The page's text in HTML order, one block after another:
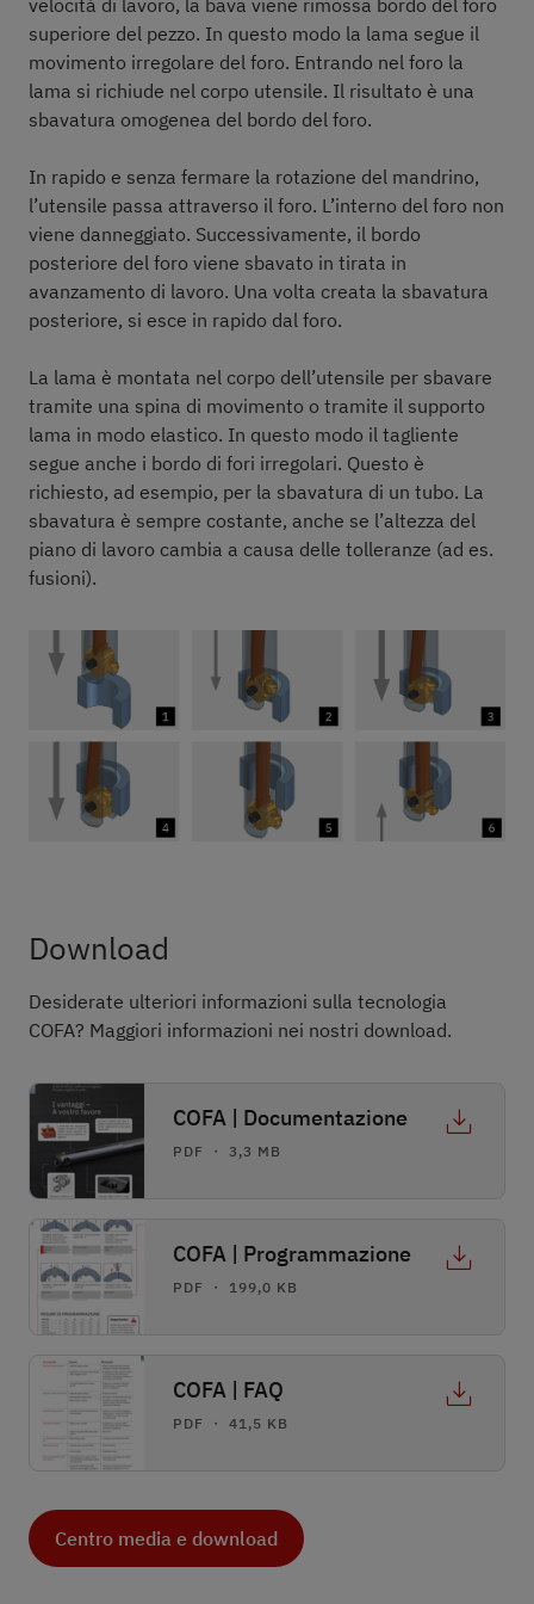
velocità di lavoro, la bava viene rimossa bordo del foro
superiore del pezzo. In questo modo la lama segue il
movimento irregolare del foro. Entrando nel foro la
lama si richiude nel corpo utensile. Il risultato è una
sbavatura omogenea del bordo del foro.
In rapido e senza fermare la rotazione del mandrino,
l’utensile passa attraverso il foro. L’interno del foro non
viene danneggiato. Successivamente, il bordo
posteriore del foro viene sbavato in tirata in
avanzamento di lavoro. Una volta creata la sbavatura
posteriore, si esce in rapido dal foro.
La lama è montata nel corpo dell’utensile per sbavare
tramite una spina di movimento o tramite il supporto
lama in modo elastico. In questo modo il tagliente
segue anche i bordo di fori irregolari. Questo è
richiesto, ad esempio, per la sbavatura di un tubo. La
sbavatura è sempre costante, anche se l’altezza del
piano di lavoro cambia a causa delle tolleranze (ad es.
fusioni).
Download
Desiderate ulteriori informazioni sulla tecnologia
COFA? Maggiori informazioni nei nostri download.
COFA | Documentazione
PDF ・ 3,3 MB
COFA | Programmazione
PDF ・ 199,0 KB
COFA | FAQ
PDF ・ 41,5 KB
Centro media e download